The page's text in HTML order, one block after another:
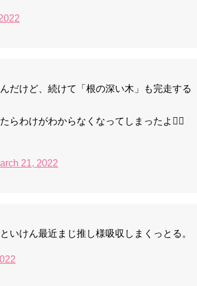
だけど、続けて「根の深い木」も完走する
らわけがわからなくなってしまったよ😵‍💫
21, 2022
いけん最近まじ推し様吸収しまくっとる。